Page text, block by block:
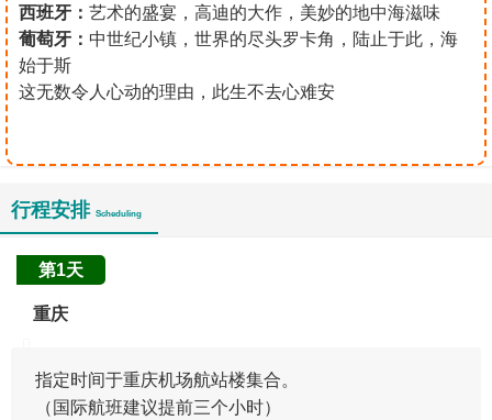
西班牙： 艺术的盛宴，高迪的大作，美妙的地中海滋味
葡萄牙： 中世纪小镇，世界的尽头罗卡角，陆止于此，海
始于斯
这无数令人心动的理由，此生不去心难安
行程安排 Scheduling
第1天
重庆
指定时间于重庆机场航站楼集合。
（国际航班建议提前三个小时）